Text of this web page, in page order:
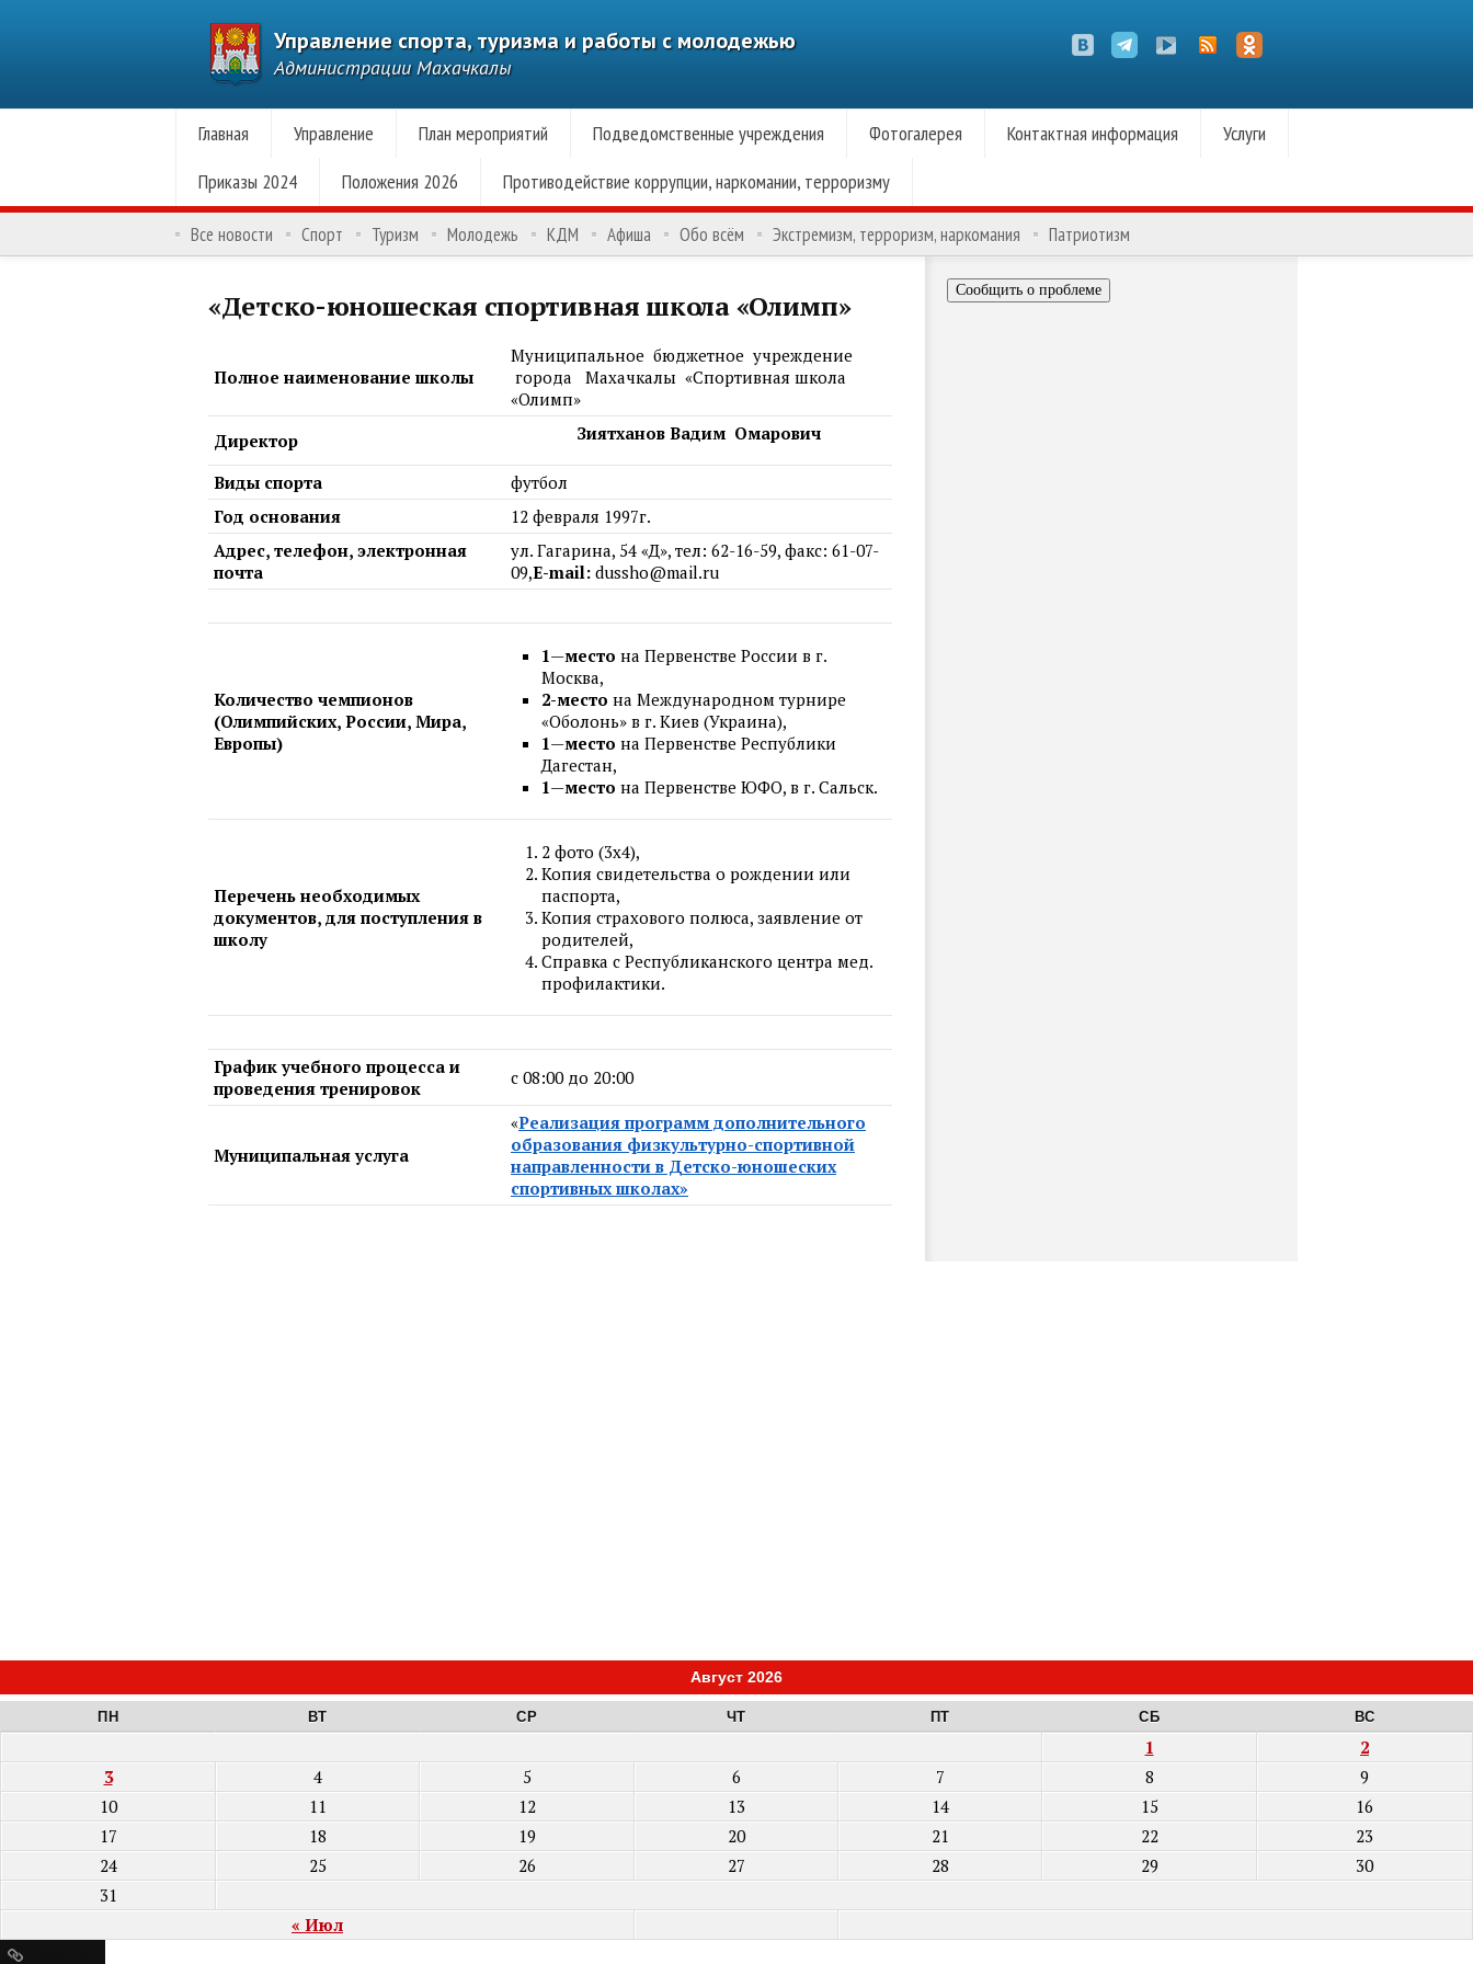
Управление спорта, туризма и работы с молодежью
Администрации Махачкалы
Главная Управление План мероприятий Подведомственные учреждения Фотогалерея Контактная информация
Услуги
Приказы 2024
Положения 2026 Противодействие коррупции, наркомании, терроризму
Все новости Спорт Туризм Молодежь КДМ Афиша Обо всём Экстремизм, терроризм, наркомания Патриотизм
«Детско-юношеская спортивная школа «Олимп»
Полное наименование школы
Муниципальное бюджетное учреждение
города Махачкалы «Спортивная школа
«Олимп»
Директор
Зиятханов Вадим Омарович
Виды спорта
футбол
Год основания
12 февраля 1997г.
Адрес, телефон, электронная
почта
ул. Гагарина, 54 «Д», тел: 62-16-59, факс: 61-07-
09,E-mail: dussho@mail.ru
Количество чемпионов
(Олимпийских, России, Мира,
Европы)
1—место на Первенстве России в г.
Москва,
2-место на Международном турнире
«Оболонь» в г. Киев (Украина),
1—место на Первенстве Республики
Дагестан,
1—место на Первенстве ЮФО, в г. Сальск.
Перечень необходимых
документов, для поступления в
школу
2 фото (3х4),
Копия свидетельства о рождении или
паспорта,
Копия страхового полюса, заявление от
родителей,
Справка с Республиканского центра мед.
профилактики.
График учебного процесса и
проведения тренировок
с 08:00 до 20:00
Муниципальная услуга
«Реализация программ дополнительного
образования физкультурно-спортивной
направленности в Детско-юношеских
спортивных школах»
Сообщить о проблеме
Август 2026
ПН ВТ СР ЧТ ПТ СБ ВС
« Июл
1
2
3
4 5 6 7 8
9
10
11 12 13 14 15
16
17
18 19 20 21 22
23
24
25 26 27 28 29
30
31